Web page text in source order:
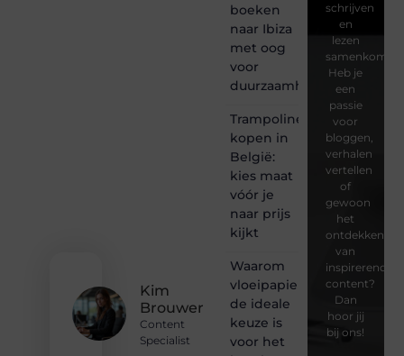
Kim
Brouwer
Content
Specialist
boeken
naar Ibiza
met oog
voor
duurzaamheid
Trampoline
kopen in
België:
kies maat
vóór je
naar prijs
kijkt
Waarom
vloeipapier
de ideale
keuze is
voor het
schrijven
en
lezen
samenkomen.
Heb je
een
passie
voor
bloggen,
verhalen
vertellen
of
gewoon
het
ontdekken
van
inspirerende
content?
Dan
hoor jij
bij ons!